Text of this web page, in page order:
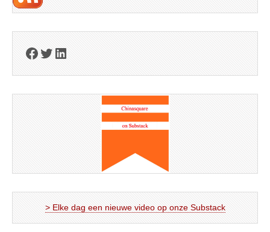
Facebook
Twitter
LinkedIn
> Elke dag een nieuwe video op onze Substack